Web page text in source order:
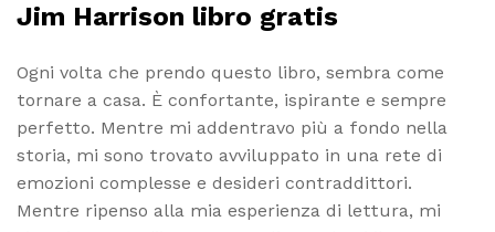
Jim Harrison libro gratis
Ogni volta che prendo questo libro, sembra come
tornare a casa. È confortante, ispirante e sempre
perfetto. Mentre mi addentravo più a fondo nella
storia, mi sono trovato avviluppato in una rete di
emozioni complesse e desideri contraddittori.
Mentre ripenso alla mia esperienza di lettura, mi